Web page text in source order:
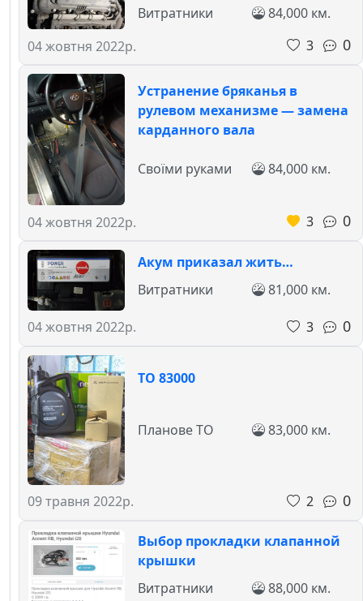
04 жовтня 2022р.
Витратники
84,000 км.
3
0
Устранение бряканья в
рулевом механизме — замена
карданного вала
04 жовтня 2022р.
Своїми руками 84,000 км.
3 0
Акум приказал жить…
04 жовтня 2022р.
Витратники 81,000 км.
3 0
ТО 83000
09 травня 2022р.
Планове ТО 83,000 км.
2 0
Выбор прокладки клапанной
крышки
Витратники 88,000 км.